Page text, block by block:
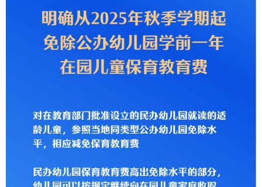
文化产业
地方频道
天津 河北
浙江 安徽 福建 江西
山东 河南
广东 广西 海南 重庆